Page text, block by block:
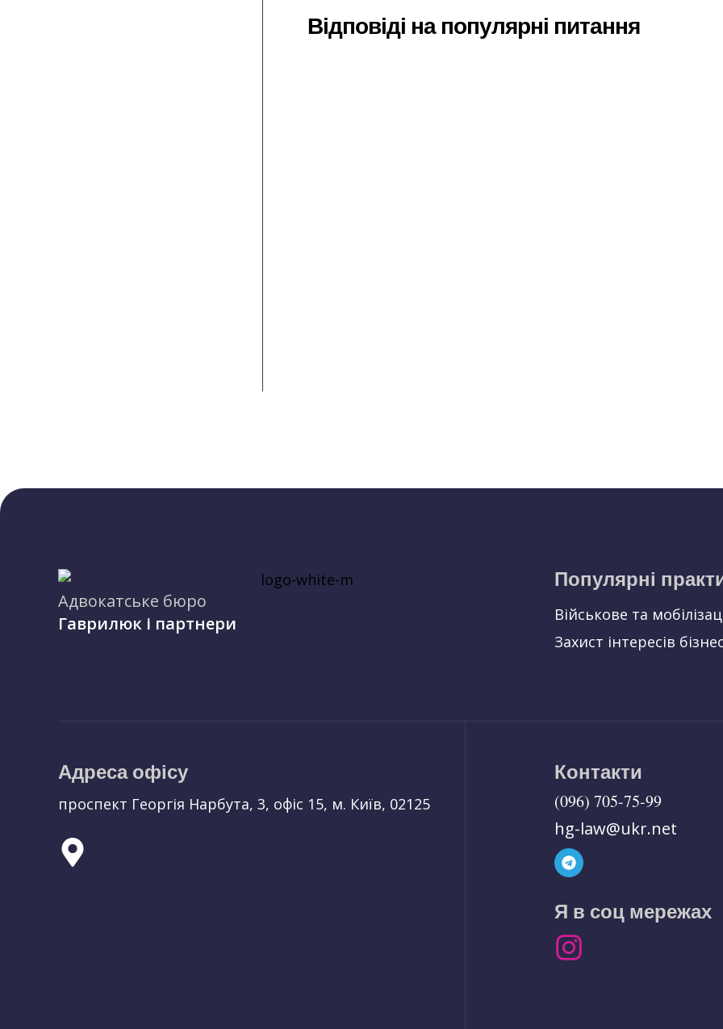
Відповіді на популярні питання
Адвокатське бюро
Гаврилюк і партнери
Популярні
Військове та
Захист інтересів
Адреса офісу
проспект Георгія Нарбута, 3, офіс 15, м. Київ, 02125
Контакти
(096) 705-75-99
hg-law@ukr.net
Я в соц мережах